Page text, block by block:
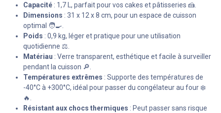
Capacité : 1,7 L, parfait pour vos cakes et pâtisseries 🍰.
Dimensions : 31 x 12 x 8 cm, pour un espace de cuisson
optimal 🧑‍🍳.
Poids : 0,9 kg, léger et pratique pour une utilisation
quotidienne ⚖️.
Matériau : Verre transparent, esthétique et facile à surveiller
pendant la cuisson 🔎.
Températures extrêmes : Supporte des températures de
-40°C à +300°C, idéal pour passer du congélateur au four ❄️
🔥.
Résistant aux chocs thermiques : Peut passer sans risque